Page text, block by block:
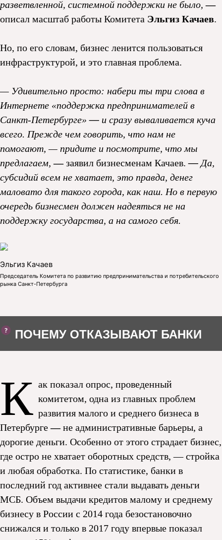
разветвленной, системной поддержки не было,—
описал масштаб работы Комитета Эльгиз Качаев.
Но, по его словам, бизнес ленится пользоваться
инфраструктурой, и это главная проблема.
— Удивительно просто: набери ты три слова в
Интернете «поддержка предпринимателей в
Санкт-Петербурге»— и сразу вываливается куча
всего. Прежде чем говорить, что нам не
помогают, — придите и посмотрите, что мы
предлагаем,—заявил бизнесменам Качаев.— Да,
субсидий всем не хватает, это правда, денег
маловато для такого города, как наш. Но в первую
очередь бизнесмен должен надеяться не на
поддержку государства, а на самого себя.
Эльгиз Качаев
Председатель Комитета по развитию предпринимательства и потребительского
рынка Санкт-Петербурга
ПОЧЕМУ ОТКАЗЫВАЮТ БАНКИ
К ак показал опрос, проведенный
комитетом, одна из главных проблем
развития малого и среднего бизнеса в
Петербурге—не административные барьеры, а
дорогие деньги. Особенно от этого страдает бизнес,
где остро не хватает оборотных средств, — стройка
и любая обработка. По статистике, банки в
последний год активнее стали выдавать деньги
МСБ. Объем выдачи кредитов малому и среднему
бизнесу в России с 2014 года безостановочно
снижался и только в 2017 году впервые показал